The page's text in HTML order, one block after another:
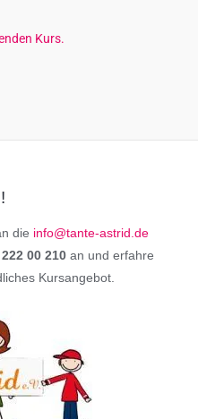
Kurs.
die info@tante-astrid.de
00 210 an und erfahre
Kursangebot.